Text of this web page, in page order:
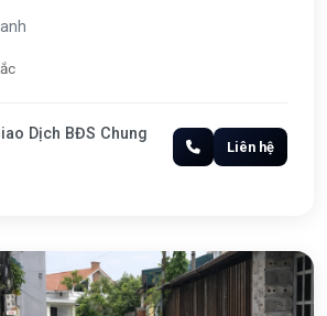
Dịch BĐS Chung
Liên hệ